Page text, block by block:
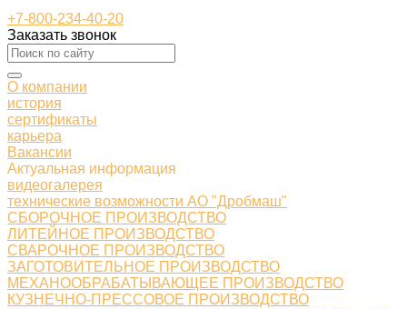
+7-800-234-40-20
Заказать звонок
О компании
история
сертификаты
карьера
Вакансии
Актуальная информация
видеогалерея
технические возможности АО "Дробмаш"
СБОРОЧНОЕ ПРОИЗВОДСТВО
ЛИТЕЙНОЕ ПРОИЗВОДСТВО
СВАРОЧНОЕ ПРОИЗВОДСТВО
ЗАГОТОВИТЕЛЬНОЕ ПРОИЗВОДСТВО
МЕХАНООБРАБАТЫВАЮЩЕЕ ПРОИЗВОДСТВО
КУЗНЕЧНО-ПРЕССОВОЕ ПРОИЗВОДСТВО